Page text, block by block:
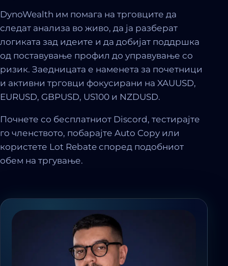
DynoWealth им помага на трговците да
следат анализа во живо, да ја разберат
логиката зад идеите и да добијат поддршка
од поставување профил до управување со
ризик. Заедницата е наменета за почетници
и активни трговци фокусирани на XAUUSD,
EURUSD, GBPUSD, US100 и NZDUSD.
Почнете со бесплатниот Discord, тестирајте
го членството, побарајте Auto Copy или
користете Lot Rebate според подобниот
обем на тргување.